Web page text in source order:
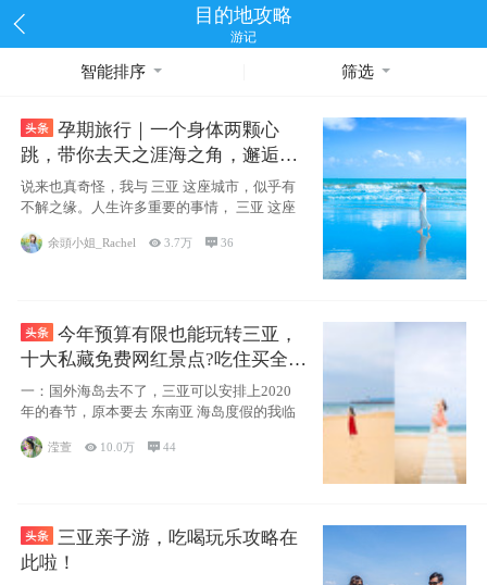
目的地攻略
游记
智能排序 筛选
孕期旅行｜一个身体两颗心
跳，带你去天之涯海之角，邂逅网
红却又安静的三亚
说来也真奇怪，我与 三亚 这座城市，似乎有
不解之缘。人生许多重要的事情， 三亚 这座
余頭小姐_Rachel  3.7万  36
今年预算有限也能玩转三亚，
十大私藏免费网红景点?吃住买全攻
一：国外海岛去不了，三亚可以安排上2020
年的春节，原本要去 东南亚 海岛度假的我临
滢萱  10.0万 44
三亚亲子游，吃喝玩乐攻略在
此啦！